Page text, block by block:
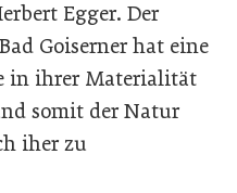
Egger. Der
Goiserner hat eine
in ihrer Materialität
somit der Natur
iher zu